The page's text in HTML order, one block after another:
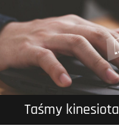
do
treści
Taśmy